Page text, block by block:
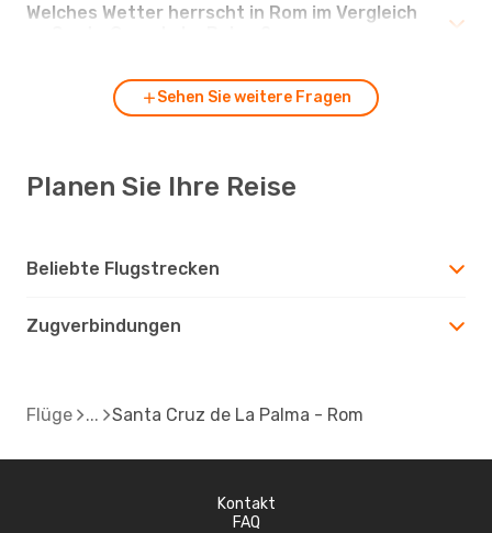
Welches Wetter herrscht in Rom im Vergleich
Sehen Sie weitere Fragen
Planen Sie Ihre Reise
Beliebte Flugstrecken
Zugverbindungen
Flüge Santa Cruz de La Palma - Rom
Kontakt
FAQ